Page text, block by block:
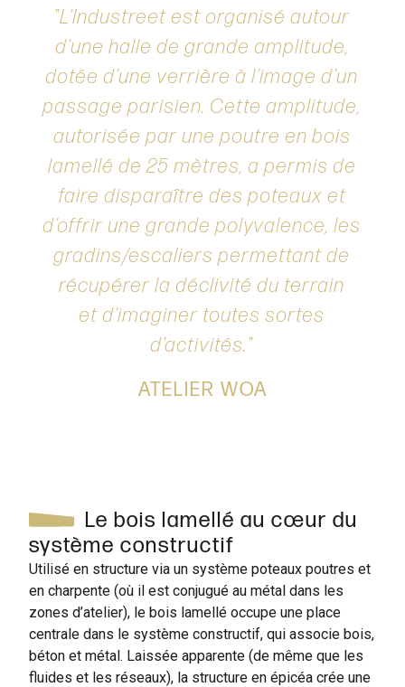
L’Industreet est organisé autour
d’une halle de grande amplitude,
dotée d’une verrière à l’image d’un
passage parisien. Cette amplitude,
autorisée par une poutre en bois
lamellé de 25 mètres, a permis de
faire disparaître des poteaux et
d’offrir une grande polyvalence, les
gradins/escaliers permettant de
récupérer la déclivité du terrain
et d’imaginer toutes sortes
d’activités.
ATELIER WOA
Le bois lamellé au cœur du
système constructif
Utilisé en structure via un système poteaux poutres et
en charpente (où il est conjugué au métal dans les
zones d’atelier), le bois lamellé occupe une place
centrale dans le système constructif, qui associe bois,
béton et métal. Laissée apparente (de même que les
fluides et les réseaux), la structure en épicéa crée une